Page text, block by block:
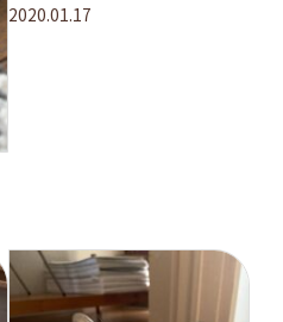
2020.01.17